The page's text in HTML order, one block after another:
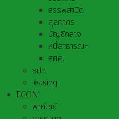
สรรพสามิต
ศุลกากร
บัญชีกลาง
หนี้สาธารณะ
สศค.
ธปท.
leasing
ECON
พาณิชย์